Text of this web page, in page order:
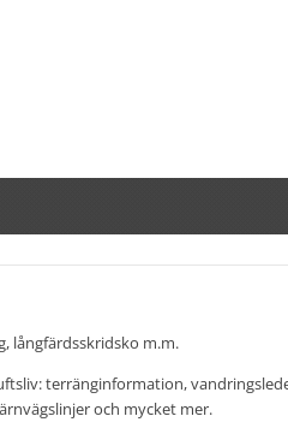
långfärdsskridsko m.m.
terränginformation,
och mycket mer.